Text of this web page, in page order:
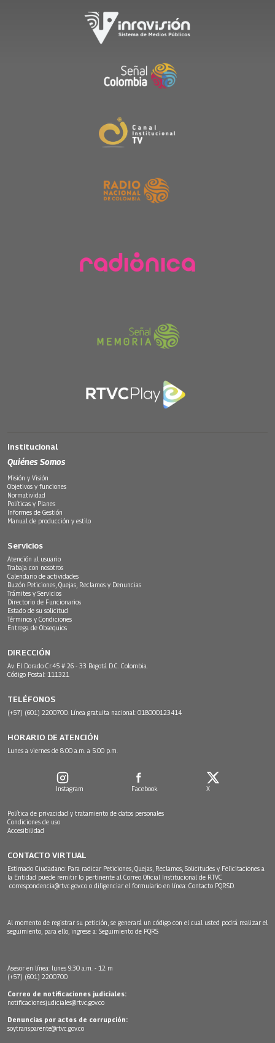
Institucional
Quiénes Somos
Misión y Visión
Objetivos y funciones
Normatividad
Políticas y Planes
Informes de Gestión
Manual de producción y estilo
Servicios
Atención al usuario
Trabaja con nosotros
Calendario de actividades
Buzón Peticiones, Quejas, Reclamos y Denuncias
Trámites y Servicios
Directorio de Funcionarios
Estado de su solicitud
Términos y Condiciones
Entrega de Obsequios
DIRECCIÓN
Av. El Dorado Cr.45 # 26 - 33 Bogotá D.C. Colombia.
Código Postal: 111321
TELÉFONOS
(+57) (601) 2200700. Línea gratuita nacional: 018000123414
HORARIO DE ATENCIÓN
Lunes a viernes de 8:00 a.m. a 5:00 p.m.
Instagram Facebook X
Política de privacidad y tratamiento de datos personales
Condiciones de uso
Accesibilidad
CONTACTO VIRTUAL
Estimado Ciudadano: Para radicar Peticiones, Quejas, Reclamos, Solicitudes y Felicitaciones a
la Entidad puede remitir lo pertinente al Correo Oficial Institucional de RTVC
correspondencia@rtvc.gov.co o diligenciar el formulario en línea: Contacto PQRSD.
Al momento de registrar su petición, se generará un código con el cual usted podrá realizar el
seguimiento, para ello, ingrese a: Seguimiento de PQRS
Asesor en línea: lunes 9:30 a.m. - 12 m
(+57) (601) 2200700
Correo de notificaciones judiciales:
notificacionesjudiciales@rtvc.gov.co
Denuncias por actos de corrupción:
soytransparente@rtvc.gov.co